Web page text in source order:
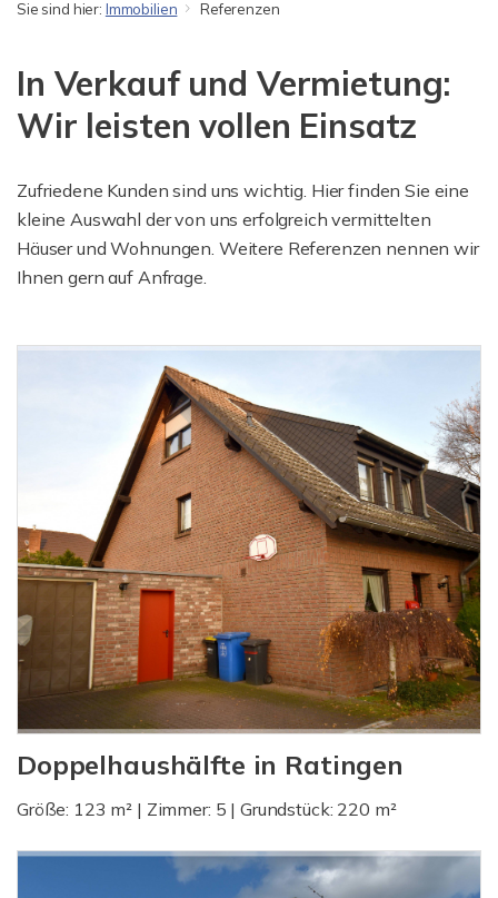
Sie sind hier: Immobilien Referenzen
In Verkauf und Vermietung:
Wir leisten vollen Einsatz
Zufriedene Kunden sind uns wichtig. Hier finden Sie eine
kleine Auswahl der von uns erfolgreich vermittelten
Häuser und Wohnungen. Weitere Referenzen nennen wir
Ihnen gern auf Anfrage.
Doppelhaushälfte in Ratingen
Größe: 123 m² | Zimmer: 5 | Grundstück: 220 m²